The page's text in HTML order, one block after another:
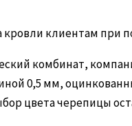
клиентам при
комбинат,
0,5 мм,
цвета черепицы